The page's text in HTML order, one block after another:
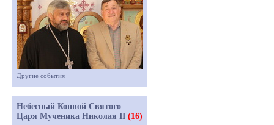
Другие события
Небесный Конвой Святого
Царя Мученика Николая II (16)